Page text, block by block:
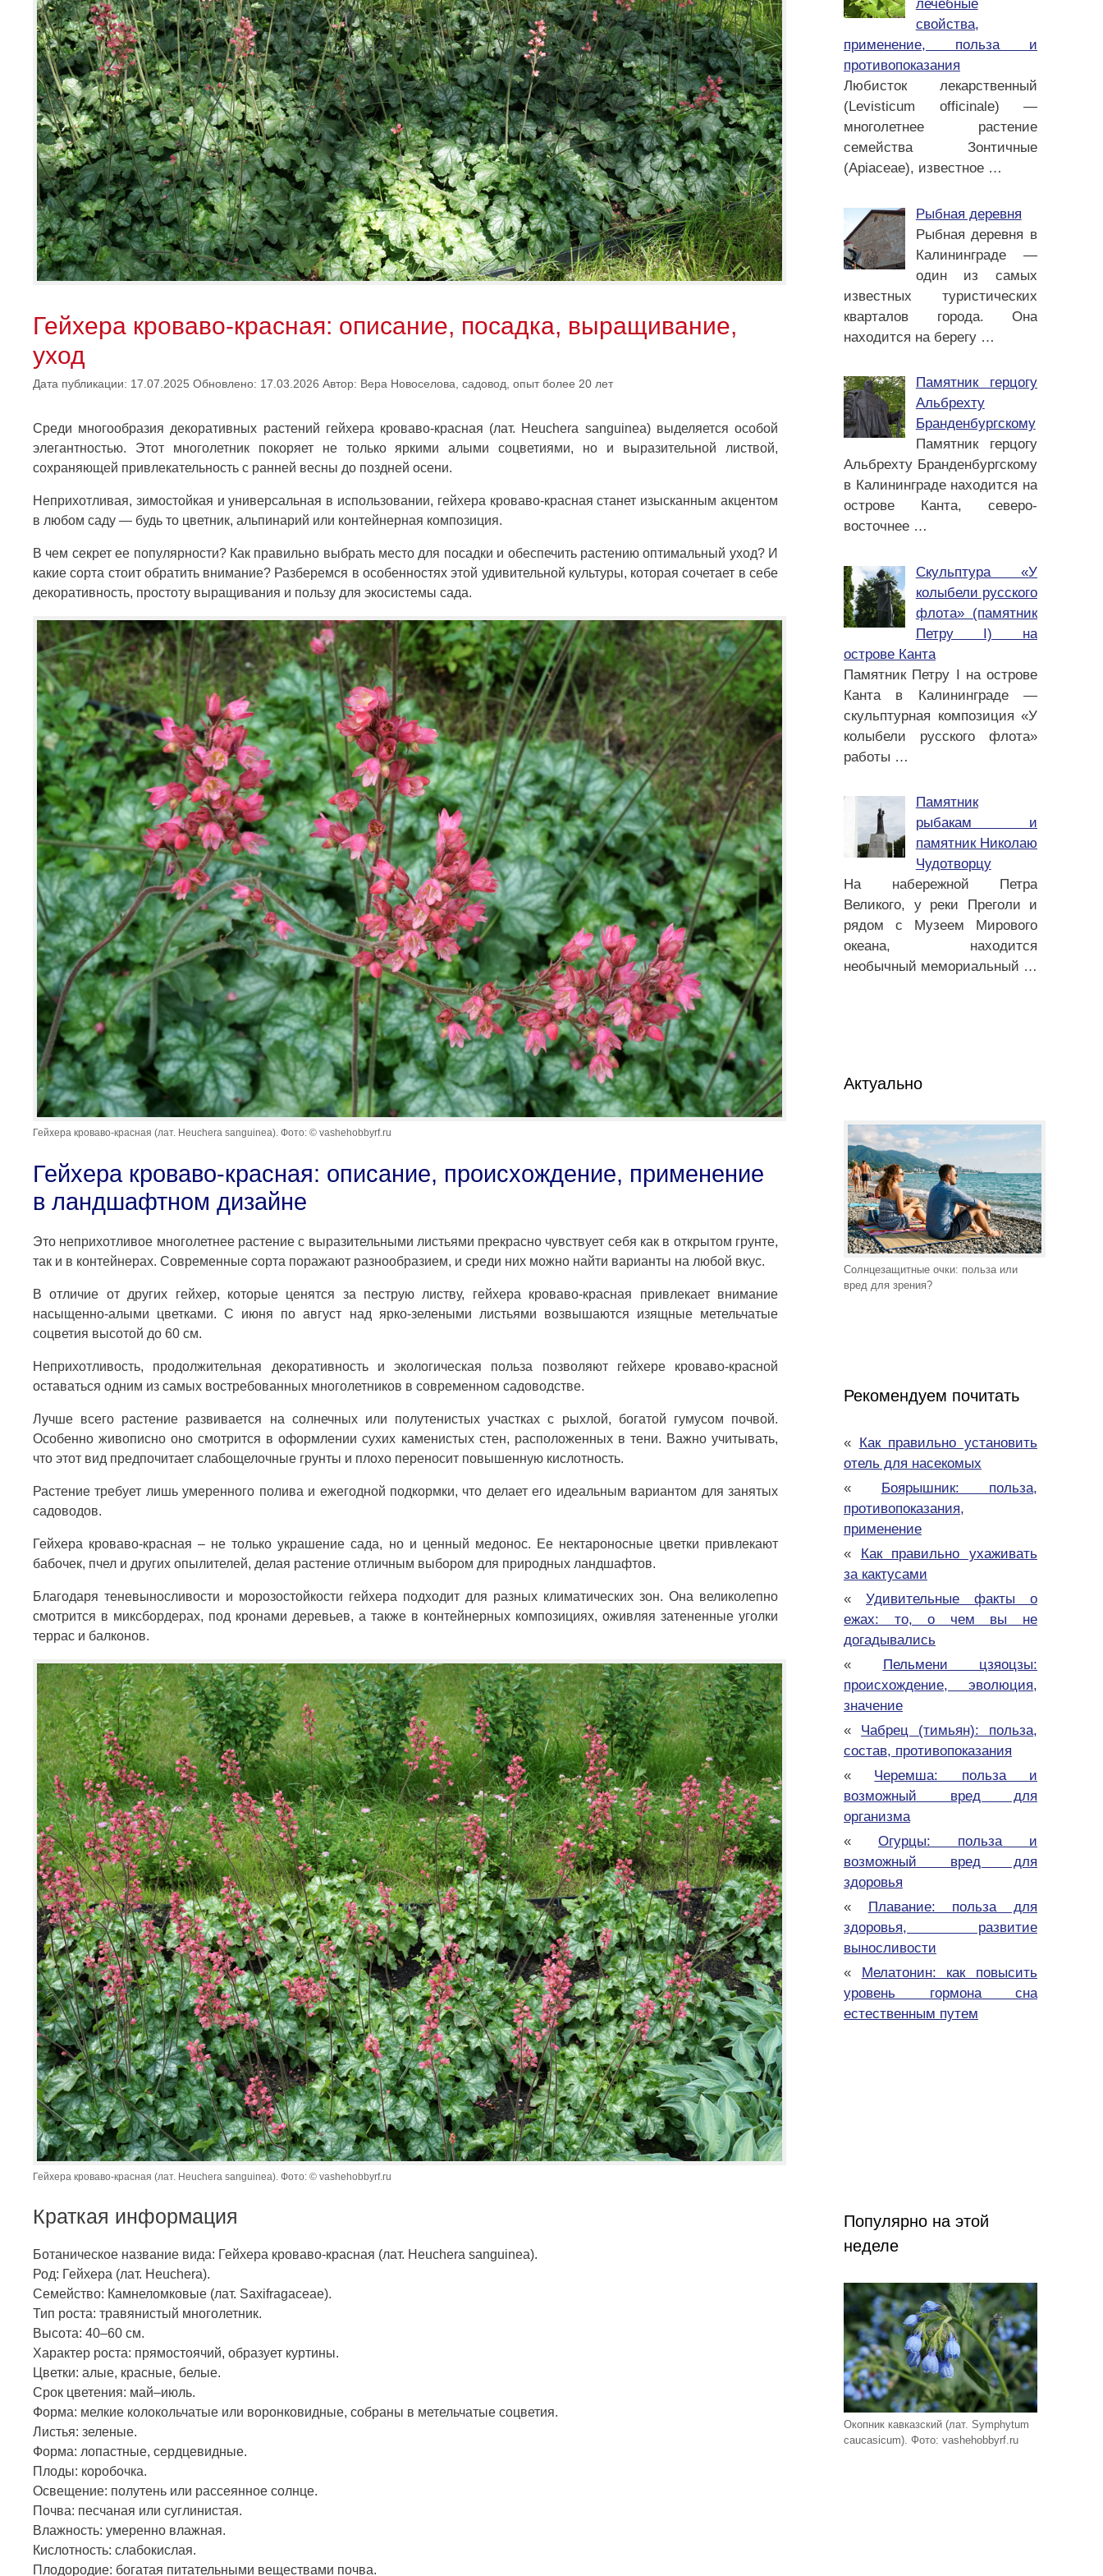
Гейхера кроваво-красная: описание, посадка, выращивание,
уход
Дата публикации: 17.07.2025 Обновлено: 17.03.2026 Автор: Вера Новоселова, садовод, опыт более 20 лет
Среди многообразия декоративных растений гейхера кроваво-красная (лат. Heuchera sanguinea) выделяется особой
элегантностью. Этот многолетник покоряет не только яркими алыми соцветиями, но и выразительной листвой,
сохраняющей привлекательность с ранней весны до поздней осени.
Неприхотливая, зимостойкая и универсальная в использовании, гейхера кроваво-красная станет изысканным акцентом
в любом саду — будь то цветник, альпинарий или контейнерная композиция.
В чем секрет ее популярности? Как правильно выбрать место для посадки и обеспечить растению оптимальный уход? И
какие сорта стоит обратить внимание? Разберемся в особенностях этой удивительной культуры, которая сочетает в себе
декоративность, простоту выращивания и пользу для экосистемы сада.
Гейхера кроваво-красная (лат. Heuchera sanguinea). Фото: © vashehobbyrf.ru
Гейхера кроваво-красная: описание, происхождение, применение
в ландшафтном дизайне
Это неприхотливое многолетнее растение с выразительными листьями прекрасно чувствует себя как в открытом грунте,
так и в контейнерах. Современные сорта поражают разнообразием, и среди них можно найти варианты на любой вкус.
В отличие от других гейхер, которые ценятся за пеструю листву, гейхера кроваво-красная привлекает внимание
насыщенно-алыми цветками. С июня по август над ярко-зелеными листьями возвышаются изящные метельчатые
соцветия высотой до 60 см.
Неприхотливость, продолжительная декоративность и экологическая польза позволяют гейхере кроваво-красной
оставаться одним из самых востребованных многолетников в современном садоводстве.
Лучше всего растение развивается на солнечных или полутенистых участках с рыхлой, богатой гумусом почвой.
Особенно живописно оно смотрится в оформлении сухих каменистых стен, расположенных в тени. Важно учитывать,
что этот вид предпочитает слабощелочные грунты и плохо переносит повышенную кислотность.
Растение требует лишь умеренного полива и ежегодной подкормки, что делает его идеальным вариантом для занятых
садоводов.
Гейхера кроваво-красная – не только украшение сада, но и ценный медонос. Ее нектароносные цветки привлекают
бабочек, пчел и других опылителей, делая растение отличным выбором для природных ландшафтов.
Благодаря теневыносливости и морозостойкости гейхера подходит для разных климатических зон. Она великолепно
смотрится в миксбордерах, под кронами деревьев, а также в контейнерных композициях, оживляя затененные уголки
террас и балконов.
Гейхера кроваво-красная (лат. Heuchera sanguinea). Фото: © vashehobbyrf.ru
Краткая информация
Ботаническое название вида: Гейхера кроваво-красная (лат. Heuchera sanguinea).
Род: Гейхера (лат. Heuchera).
Семейство: Камнеломковые (лат. Saxifragaceae).
Тип роста: травянистый многолетник.
Высота: 40–60 см.
Характер роста: прямостоячий, образует куртины.
Цветки: алые, красные, белые.
Срок цветения: май–июль.
Форма: мелкие колокольчатые или воронковидные, собраны в метельчатые соцветия.
Листья: зеленые.
Форма: лопастные, сердцевидные.
Плоды: коробочка.
Освещение: полутень или рассеянное солнце.
Почва: песчаная или суглинистая.
Влажность: умеренно влажная.
Кислотность: слабокислая.
Плодородие: богатая питательными веществами почва.
лечебные
свойства,
применение, польза и
противопоказания
Любисток лекарственный
(Levisticum officinale) —
многолетнее растение
семейства Зонтичные
(Apiaceae), известное …
Рыбная деревня
Рыбная деревня в
Калининграде —
один из самых
известных туристических
кварталов города. Она
находится на берегу …
Памятник герцогу
Альбрехту
Бранденбургскому
Памятник герцогу
Альбрехту Бранденбургскому
в Калининграде находится на
острове Канта, северо-
восточнее …
Скульптура «У
колыбели русского
флота» (памятник
Петру I) на
острове Канта
Памятник Петру I на острове
Канта в Калининграде —
скульптурная композиция «У
колыбели русского флота»
работы …
Памятник
рыбакам и
памятник Николаю
Чудотворцу
На набережной Петра
Великого, у реки Преголи и
рядом с Музеем Мирового
океана, находится
необычный мемориальный …
Актуально
Солнцезащитные очки: польза или
вред для зрения?
Рекомендуем почитать
«
Как правильно установить
отель для насекомых
«
Боярышник: польза,
противопоказания,
применение
«
Как правильно ухаживать
за кактусами
« Удивительные факты о
ежах: то, о чем вы не
догадывались
«
Пельмени цзяоцзы:
происхождение, эволюция,
значение
« Чабрец (тимьян): польза,
состав, противопоказания
« Черемша: польза и
возможный вред для
организма
« Огурцы: польза и
возможный вред для
здоровья
«
Плавание: польза для
здоровья, развитие
выносливости
«
Мелатонин: как повысить
уровень гормона сна
естественным путем
Популярно на этой
неделе
Окопник кавказский (лат. Symphytum
caucasicum). Фото: vashehobbyrf.ru